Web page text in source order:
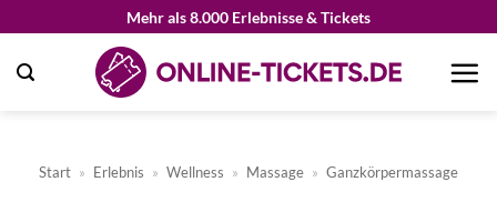
springen
Mehr als 8.000 Erlebnisse & Tickets
Start » Erlebnis » Wellness » Massage » Ganzkörpermassage